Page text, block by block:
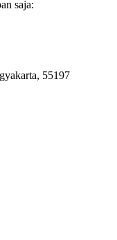
saja:
55197